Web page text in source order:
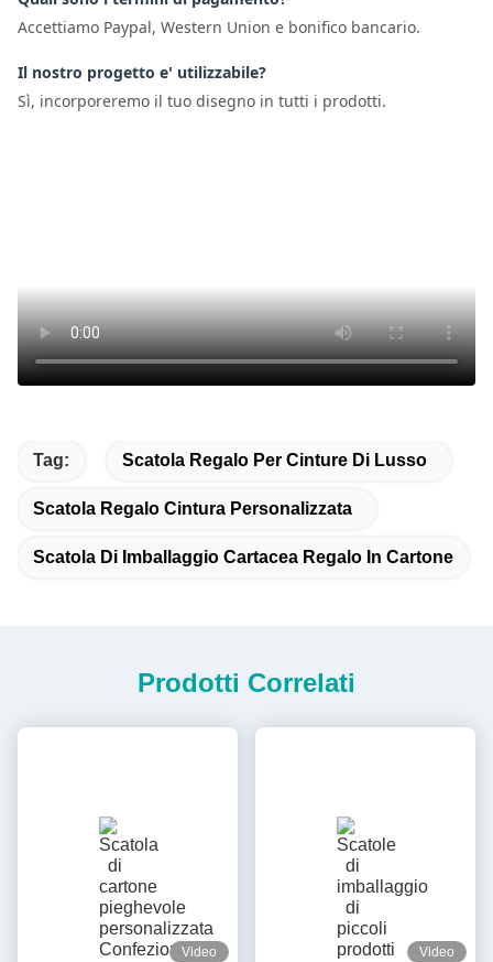
Accettiamo Paypal, Western Union e bonifico bancario.
Il nostro progetto e' utilizzabile?
Sì, incorporeremo il tuo disegno in tutti i prodotti.
Tag: Scatola Regalo Per Cinture Di Lusso
Scatola Regalo Cintura Personalizzata
Scatola Di Imballaggio Cartacea Regalo In Cartone
Prodotti Correlati
Video Video